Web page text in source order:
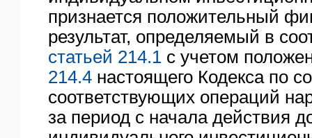
признается положительный
результат, определяемый в
статьей 214.1 с учетом
214.4 настоящего Кодекса по
соответствующих операций
за период с начала действия